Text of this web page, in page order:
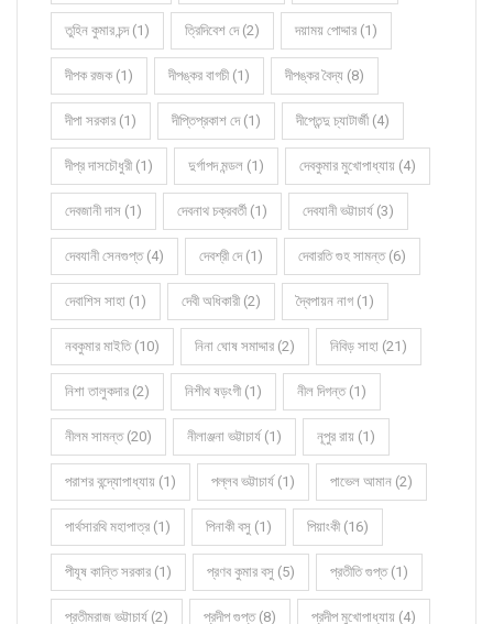
তুহিন কুমার চন্দ (1) ত্রিদিবেশ দে (2) দয়াময় পোদ্দার (1)
দীপক রজক (1) দীপঙ্কর বাগচী (1) দীপঙ্কর বৈদ্য (8)
দীপা সরকার (1) দীপ্তিপ্রকাশ দে (1) দীপ্তেন্দু চ্যাটার্জী (4)
দীপ্র দাসচৌধুরী (1) দুর্গাপদ মন্ডল (1) দেবকুমার মুখোপাধ্যায় (4)
দেবজানী দাস (1) দেবনাথ চক্রবর্তী (1) দেবযানী ভট্টাচার্য (3)
দেবযানী সেনগুপ্ত (4) দেবশ্রী দে (1) দেবারতি গুহ সামন্ত (6)
দেবাশিস সাহা (1) দেবী অধিকারী (2) দ্বৈপায়ন নাগ (1)
নবকুমার মাইতি (10) নিনা ঘোষ সমাদ্দার (2) নিবিড় সাহা (21)
নিশা তালুকদার (2) নিশীথ ষড়ংগী (1) নীল দিগন্ত (1)
নীলম সামন্ত (20) নীলাঞ্জনা ভট্টাচার্য (1) নূপুর রায় (1)
পরাশর বন্দ্যোপাধ্যায় (1) পল্লব ভট্টাচার্য (1) পাভেল আমান (2)
পার্থসারথি মহাপাত্র (1) পিনাকী বসু (1) পিয়াংকী (16)
পীযূষ কান্তি সরকার (1) প্রণব কুমার বসু (5) প্রতীতি গুপ্ত (1)
প্রতীমরাজ ভট্টাচার্য (2) প্রদীপ গুপ্ত (8) প্রদীপ মুখোপাধ্যায় (4)